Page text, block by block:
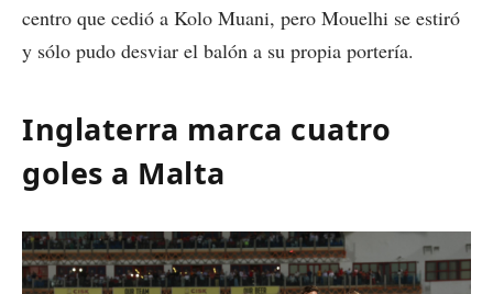
centro que cedió a Kolo Muani, pero Mouelhi se estiró
y sólo pudo desviar el balón a su propia portería.
Inglaterra marca cuatro
goles a Malta